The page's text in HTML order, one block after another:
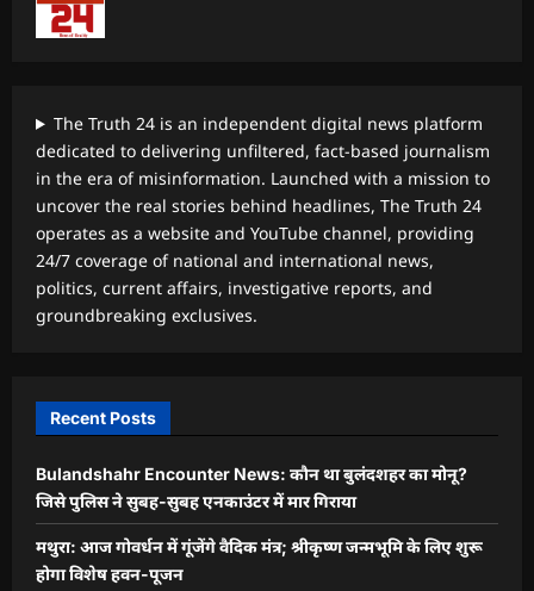
The Truth 24 is an independent digital news platform
dedicated to delivering unfiltered, fact-based journalism
in the era of misinformation. Launched with a mission to
uncover the real stories behind headlines, The Truth 24
operates as a website and YouTube channel, providing
24/7 coverage of national and international news,
politics, current affairs, investigative reports, and
groundbreaking exclusives.
Recent Posts
Bulandshahr Encounter News: कौन था बुलंदशहर का मोनू?
जिसे पुलिस ने सुबह-सुबह एनकाउंटर में मार गिराया
मथुरा: आज गोवर्धन में गूंजेंगे वैदिक मंत्र; श्रीकृष्ण जन्मभूमि के लिए शुरू
होगा विशेष हवन-पूजन